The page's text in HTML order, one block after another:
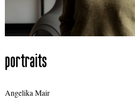
portraits
Angelika Mair